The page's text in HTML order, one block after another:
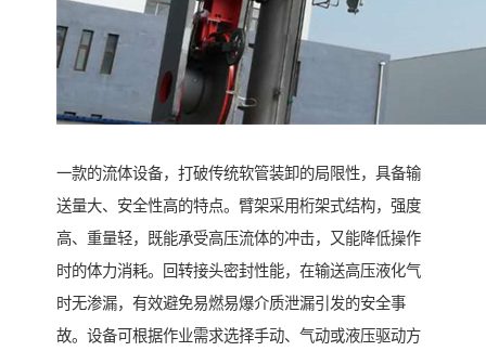
一款的流体设备，打破传统软管装卸的局限性，具备输
送量大、安全性高的特点。臂架采用桁架式结构，强度
高、重量轻，既能承受高压流体的冲击，又能降低操作
时的体力消耗。回转接头密封性能，在输送高压液化气
时无渗漏，有效避免易燃易爆介质泄漏引发的安全事
故。设备可根据作业需求选择手动、气动或液压驱动方